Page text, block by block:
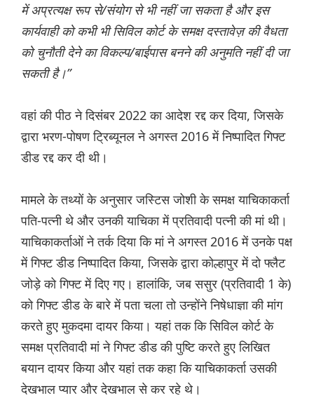
में अप्रत्यक्ष रूप से/संयोग से भी नहीं जा सकता है और इस
कार्यवाही को कभी भी सिविल कोर्ट के समक्ष दस्तावेज़ की वैधता
को चुनौती देने का विकल्प/बाईपास बनने की अनुमति नहीं दी जा
सकती है।”
वहां की पीठ ने दिसंबर 2022 का आदेश रद्द कर दिया, जिसके
द्वारा भरण-पोषण ट्रिब्यूनल ने अगस्त 2016 में निष्पादित गिफ्ट
डीड रद्द कर दी थी।
मामले के तथ्यों के अनुसार जस्टिस जोशी के समक्ष याचिकाकर्ता
पति-पत्नी थे और उनकी याचिका में प्रतिवादी पत्नी की मां थी।
याचिकाकर्ताओं ने तर्क दिया कि मां ने अगस्त 2016 में उनके पक्ष
में गिफ्ट डीड निष्पादित किया, जिसके द्वारा कोल्हापुर में दो फ्लैट
जोड़े को गिफ्ट में दिए गए। हालांकि, जब ससुर (प्रतिवादी 1 के)
को गिफ्ट डीड के बारे में पता चला तो उन्होंने निषेधाज्ञा की मांग
करते हुए मुकदमा दायर किया। यहां तक ​​कि सिविल कोर्ट के
समक्ष प्रतिवादी मां ने गिफ्ट डीड की पुष्टि करते हुए लिखित
बयान दायर किया और यहां तक ​​कहा कि याचिकाकर्ता उसकी
देखभाल प्यार और देखभाल से कर रहे थे।